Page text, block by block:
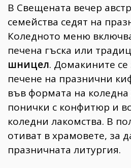
В Свещената вечер
семейства седят на
Коледното меню
печена гъска или
шницел. Домакините се
печене на празнични
във формата на коледна
понички с конфитюр и
коледни лакомства. В
отиват в храмовете, за
празничната литургия.